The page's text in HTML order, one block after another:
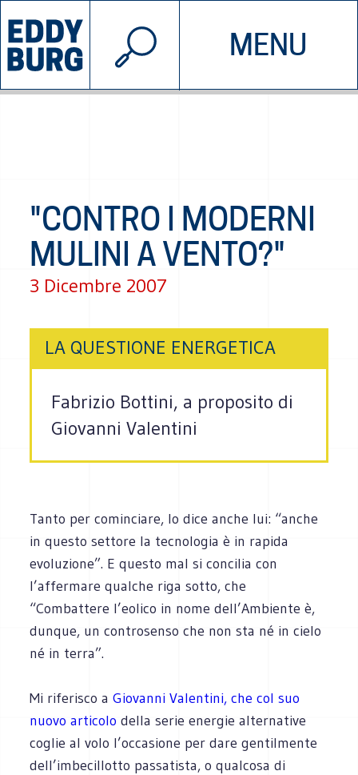
MENU
INIZIATIVE CHI SIAMO
© 2026 EDDYBURG
"CONTRO I MODERNI
MULINI A VENTO?"
3 Dicembre 2007
LA QUESTIONE ENERGETICA
Fabrizio Bottini, a proposito di
Giovanni Valentini
Tanto per cominciare, lo dice anche lui: “anche
in questo settore la tecnologia è in rapida
evoluzione”. E questo mal si concilia con
l’affermare qualche riga sotto, che
“Combattere l’eolico in nome dell’Ambiente è,
dunque, un controsenso che non sta né in cielo
né in terra”.
Mi riferisco aGiovanni Valentini, che col suo
nuovo articolodella serie energie alternative
coglie al volo l’occasione per dare gentilmente
dell’imbecillotto passatista, o qualcosa di